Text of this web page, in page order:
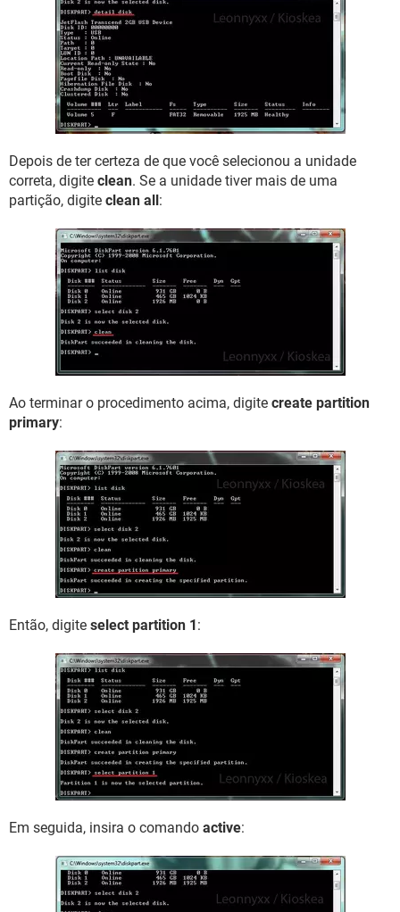
Depois de ter certeza de que você selecionou a unidade
correta, digite clean. Se a unidade tiver mais de uma
partição, digite clean all:
Ao terminar o procedimento acima, digite create partition
primary:
Então, digite select partition 1:
Em seguida, insira o comando active: